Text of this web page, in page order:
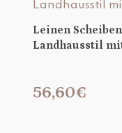
Leinen
Landhausstil
56,60€